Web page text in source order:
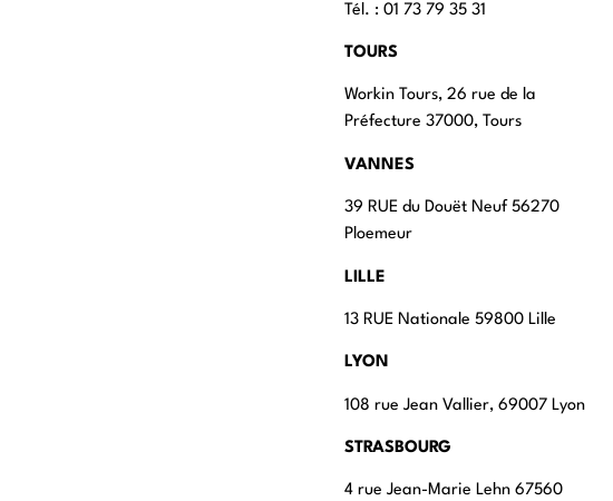
Tél. : 01 73 79 35 31
TOURS
Workin Tours, 26 rue de la
Préfecture 37000, Tours
VANNES
39 RUE du Douët Neuf 56270
Ploemeur
LILLE
13 RUE Nationale 59800 Lille
LYON
108 rue Jean Vallier, 69007 Lyon
STRASBOURG
4 rue Jean-Marie Lehn 67560